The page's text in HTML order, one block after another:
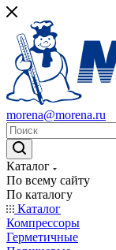
morena@morena.ru
Каталог
По всему сайту
По каталогу
Каталог
Компрессоры
Герметичные